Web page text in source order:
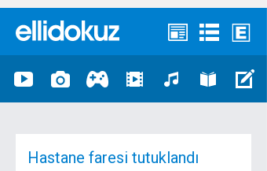
Hastane faresi tutuklandı